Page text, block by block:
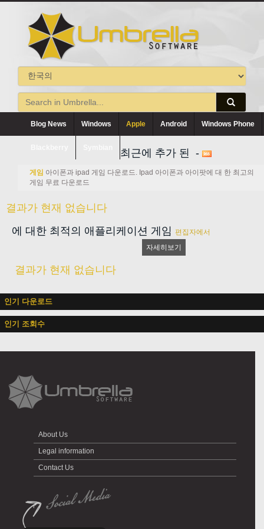
Blog News Windows Apple Android Windows Phone
최근에 추가 된 -
게임 아이폰과 ipad 게임 다운로드. Ipad 아이폰과 아이팟에 대 한 최고의
게임 무료 다운로드
결과가 현재 없습니다
에 대한 최적의 애플리케이션 게임 편집자에서
자세히보기
결과가 현재 없습니다
인기 다운로드
인기 조회수
About Us
Legal information
Contact Us